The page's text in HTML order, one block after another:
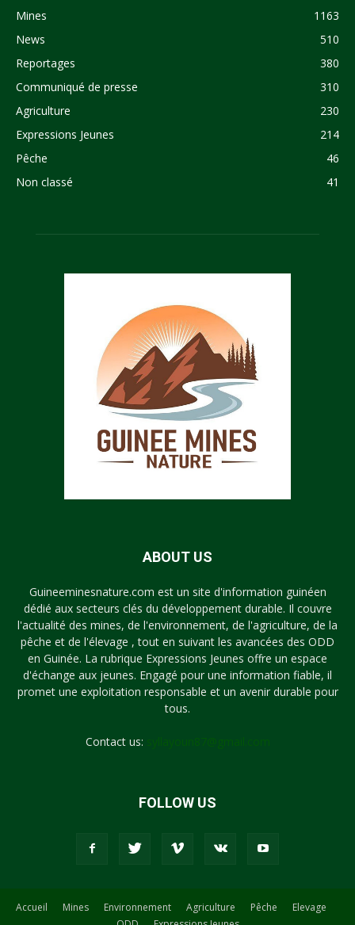
Mines
1163
News
510
Reportages
380
Communiqué de presse
310
Agriculture
230
Expressions Jeunes
214
Pêche
46
Non classé
41
ABOUT US
Guineeminesnature.com est un site d'information guinéen
dédié aux secteurs clés du développement durable. Il couvre
l'actualité des mines, de l'environnement, de l'agriculture, de la
pêche et de l'élevage , tout en suivant les avancées des ODD
en Guinée. La rubrique Expressions Jeunes offre un espace
d'échange aux jeunes. Engagé pour une information fiable, il
promet une exploitation responsable et un avenir durable pour
tous.
Contact us:
FOLLOW US
Accueil Mines Environnement Agriculture Pêche
Elevage